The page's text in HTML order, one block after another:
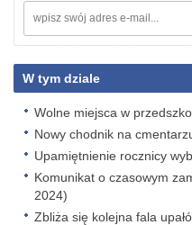
W tym dziale
Wolne miejsca w
Nowy chodnik na
Upamiętnienie rocznicy
Komunikat o czasowym
2024)
Zbliża się kolejna fala